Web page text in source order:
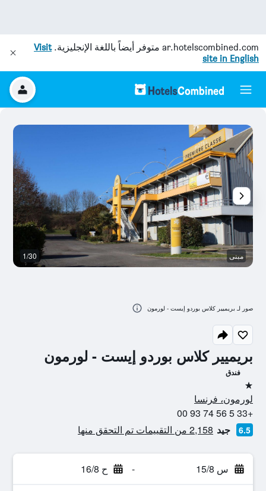
ar.hotelscombined.com متوفر أيضاً باللغة الإنجليزية.Visit
site in English
بريميير كلاس بوردو إيست - لورمون
فندق
نجمة واحدة
لورمون، فرنسا
+33 5 56 74 93 00
6.5 جيد 2,158 من التقييمات تم التحقق منها
س 15/8 - ح 16/8
مبنى 1/30
صور لـ بريميير كلاس بوردو إيست - لورمون